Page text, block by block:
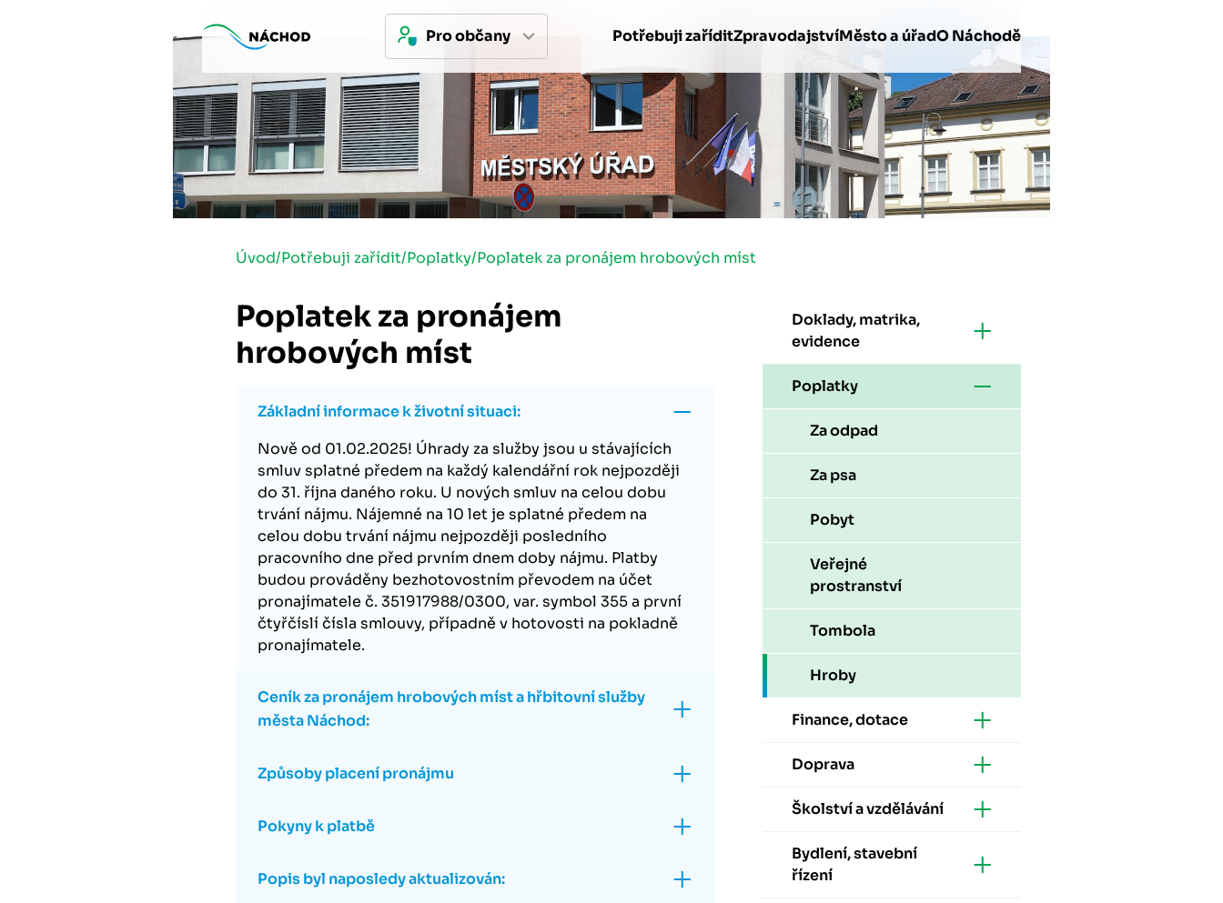
Pro občany Potřebuji zaříditZpravodajstvíMěsto a úřadO Náchodě
Úvod/Potřebuji zařídit/Poplatky/Poplatek za pronájem hrobových míst
Poplatek za pronájem
hrobových míst
Základní informace k životní situaci:
Nově od 01.02.2025! Úhrady za služby jsou u stávajících
smluv splatné předem na každý kalendářní rok nejpozději
do 31. října daného roku. U nových smluv na celou dobu
trvání nájmu. Nájemné na 10 let je splatné předem na
celou dobu trvání nájmu nejpozději posledního
pracovního dne před prvním dnem doby nájmu. Platby
budou prováděny bezhotovostním převodem na účet
pronajímatele č. 351917988/0300, var. symbol 355 a první
čtyřčíslí čísla smlouvy, případně v hotovosti na pokladně
pronajímatele.
Ceník za pronájem hrobových míst a hřbitovní služby
města Náchod:
Způsoby placení pronájmu
Pokyny k platbě
Popis byl naposledy aktualizován:
Doklady, matrika,
evidence
Poplatky
Za odpad
Za psa
Pobyt
Veřejné
prostranství
Tombola
Hroby
Finance, dotace
Doprava
Školství a vzdělávání
Bydlení, stavební
řízení